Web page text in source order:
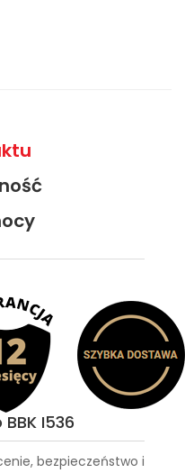
I536
bezpieczeństwo i